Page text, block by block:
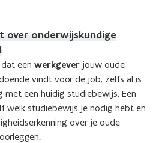
over onderwijskundige
een werkgever jouw oude
vindt voor de job, zelfs al is
met een huidig studiebewijs. Een
welk studiebewijs je nodig hebt en
over je oude